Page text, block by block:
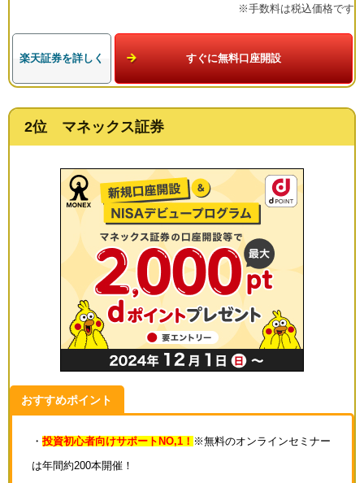
※手数料は税込価格です
楽天証券を詳しく すぐに無料口座開設
2位 マネックス証券
おすすめポイント
・ 投資初心者向けサポートNO,1！ ※無料のオンラインセミナー
は年間約200本開催！